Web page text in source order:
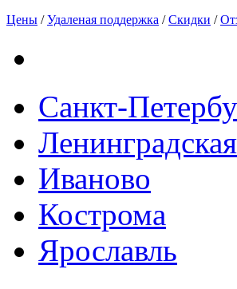
Цены /Удаленая поддержка /Скидки /
Санкт-
Иваново
Кострома
Ярославль